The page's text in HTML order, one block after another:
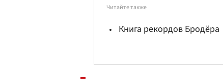
Читайте также
Книга рекордов Бродёра